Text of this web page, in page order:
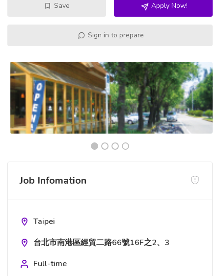
Save Apply Now!
Sign in to prepare
Job Infomation
Taipei
台北市南港區經貿二路66號16F之2、3
Full-time